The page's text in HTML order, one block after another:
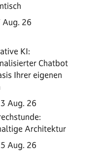
Aug. 26
KI:
Chatbot
Ihrer eigenen
Aug. 26
Architektur
Aug. 26